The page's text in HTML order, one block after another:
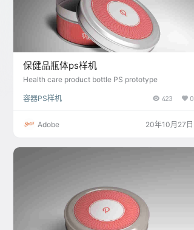
保健品瓶体ps样机
Health care product bottle PS prototype
容器PS样机 423 0
Adobe 20年10月27日